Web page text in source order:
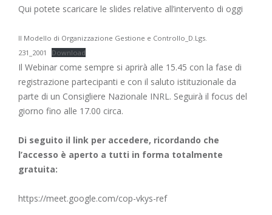
Qui potete scaricare le slides relative all’intervento di oggi
Il Modello di Organizzazione Gestione e Controllo_D.Lgs.
231_2001
Download
Il Webinar come sempre si aprirà alle 15.45 con la fase di
registrazione partecipanti e con il saluto istituzionale da
parte di un Consigliere Nazionale INRL. Seguirà il focus del
giorno fino alle 17.00 circa.
Di seguito il link per accedere, ricordando che
l’accesso è aperto a tutti in forma totalmente
gratuita:
https://meet.google.com/cop-vkys-ref